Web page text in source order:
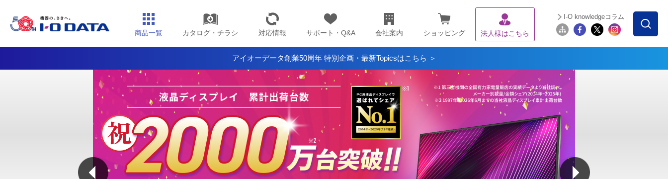
商品一覧 カタログ・チラシ 対応情報 サポート・Q&A 会社案内 ショッピング 法人様はこちら
I-O knowledgeコラム
アイオーデータ創業50周年 特別企画・最新Topicsはこちら ＞